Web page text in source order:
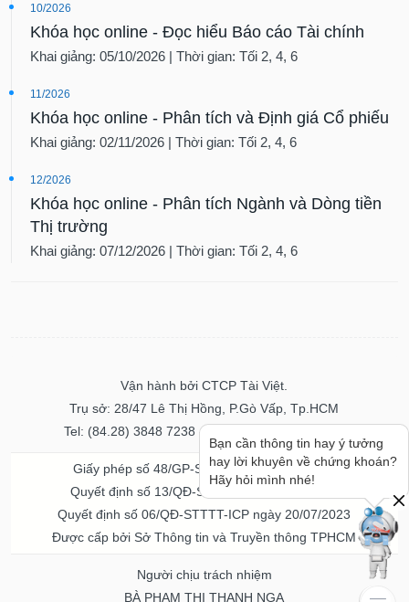
10/2026
Khóa học online - Đọc hiểu Báo cáo Tài chính
Khai giảng: 05/10/2026 | Thời gian: Tối 2, 4, 6
11/2026
Khóa học online - Phân tích và Định giá Cổ phiếu
Khai giảng: 02/11/2026 | Thời gian: Tối 2, 4, 6
12/2026
Khóa học online - Phân tích Ngành và Dòng tiền
Thị trường
Khai giảng: 07/12/2026 | Thời gian: Tối 2, 4, 6
Vận hành bởi CTCP Tài Việt.
Trụ sở: 28/47 Lê Thị Hồng, P.Gò Vấp, Tp.HCM
Tel: (84.28) 3848 7238 - Fax: (84.28) 3848 7237
Giấy phép số 48/GP-STTTT ngày 04/11/2016
Quyết định số 13/QĐ-STTTT ngày 02/11/2017
Quyết định số 06/QĐ-STTTT-ICP ngày 20/07/2023
Được cấp bởi Sở Thông tin và Truyền thông TPHCM
Người chịu trách nhiệm
BÀ PHẠM THỊ THANH NGA
Bạn cần thông tin hay ý tưởng
hay lời khuyên về chứng khoán?
Hãy hỏi mình nhé!